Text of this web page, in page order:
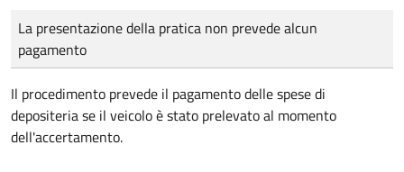
Tipo di pagamento
Importo
La presentazione della pratica non prevede alcun
pagamento
Il procedimento prevede il pagamento delle spese di
depositeria se il veicolo è stato prelevato al momento
dell'accertamento.